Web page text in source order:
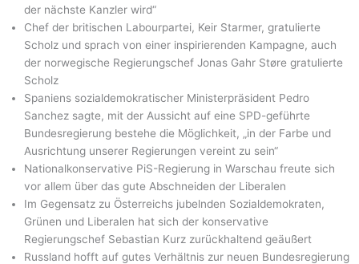
der nächste Kanzler wird“
Chef der britischen Labourpartei, Keir Starmer, gratulierte
Scholz und sprach von einer inspirierenden Kampagne, auch
der norwegische Regierungschef Jonas Gahr Støre gratulierte
Scholz
Spaniens sozialdemokratischer Ministerpräsident Pedro
Sanchez sagte, mit der Aussicht auf eine SPD-geführte
Bundesregierung bestehe die Möglichkeit, „in der Farbe und
Ausrichtung unserer Regierungen vereint zu sein“
Nationalkonservative PiS-Regierung in Warschau freute sich
vor allem über das gute Abschneiden der Liberalen
Im Gegensatz zu Österreichs jubelnden Sozialdemokraten,
Grünen und Liberalen hat sich der konservative
Regierungschef Sebastian Kurz zurückhaltend geäußert
Russland hofft auf gutes Verhältnis zur neuen Bundesregierung